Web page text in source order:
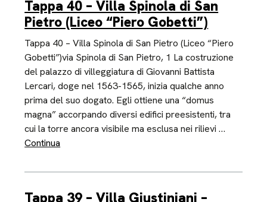
Tappa 40 – Villa Spinola di San
Pietro (Liceo “Piero Gobetti”)
Tappa 40 – Villa Spinola di San Pietro (Liceo “Piero
Gobetti”)via Spinola di San Pietro, 1 La costruzione
del palazzo di villeggiatura di Giovanni Battista
Lercari, doge nel 1563-1565, inizia qualche anno
prima del suo dogato. Egli ottiene una “domus
magna” accorpando diversi edifici preesistenti, tra
cui la torre ancora visibile ma esclusa nei rilievi …
Continua
Tappa 39 – Villa Giustiniani –